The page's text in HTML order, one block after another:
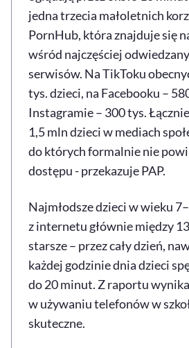
jedna trzecia małoletnich
PornHub, która znajduje się
wśród najczęściej
serwisów. Na TikToku
tys. dzieci, na Facebooku –
Instagramie – 300 tys.
1,5 mln dzieci w mediach
do których formalnie nie
dostępu - przekazuje PAP.
Najmłodsze dzieci w wieku
z internetu głównie między
starsze – przez cały dzień,
każdej godzinie dnia dzieci
do 20 minut. Z raportu
w używaniu telefonów w
skuteczne.